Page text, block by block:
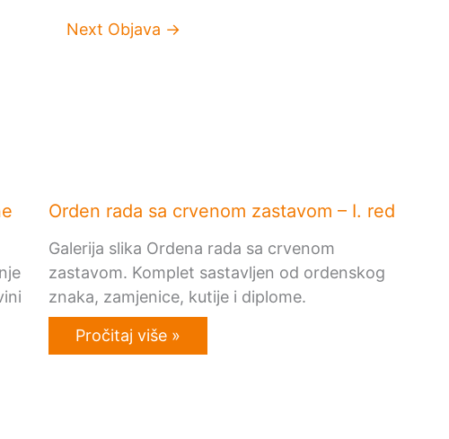
Next Objava →
Orden rada sa crvenom zastavom – I. red
Galerija slika Ordena rada sa crvenom
zastavom. Komplet sastavljen od ordenskog
znaka, zamjenice, kutije i diplome.
Pročitaj više »